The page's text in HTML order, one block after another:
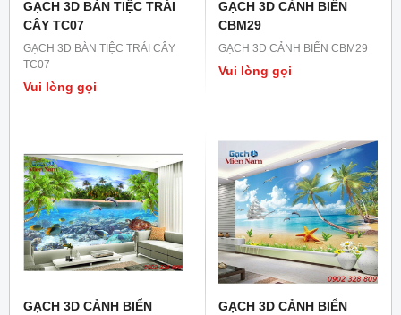
GẠCH 3D BÀN TIỆC TRÁI
CÂY TC07
GẠCH 3D BÀN TIỆC TRÁI CÂY
TC07
Vui lòng gọi
GẠCH 3D CẢNH BIỂN
CBM29
GẠCH 3D CẢNH BIỂN CBM29
Vui lòng gọi
GẠCH 3D CẢNH BIỂN
GẠCH 3D CẢNH BIỂN